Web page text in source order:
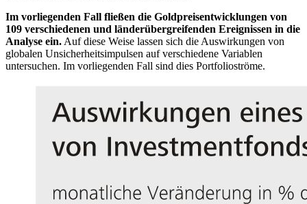
Im vorliegenden Fall fließen die Goldpreisentwicklungen von
109 verschiedenen und länderübergreifenden Ereignissen in die
Analyse ein. Auf diese Weise lassen sich die Auswirkungen von
globalen Unsicherheitsimpulsen auf verschiedene Variablen
untersuchen. Im vorliegenden Fall sind dies Portfolioströme.